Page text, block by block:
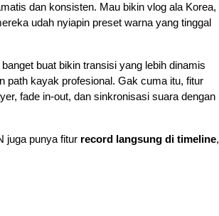
dan konsisten. Mau bikin vlog ala Korea,
udah nyiapin preset warna yang tinggal
buat bikin transisi yang lebih dinamis
path kayak profesional. Gak cuma itu, fitur
fade in-out, dan sinkronisasi suara dengan
juga punya fitur record langsung di timeline,